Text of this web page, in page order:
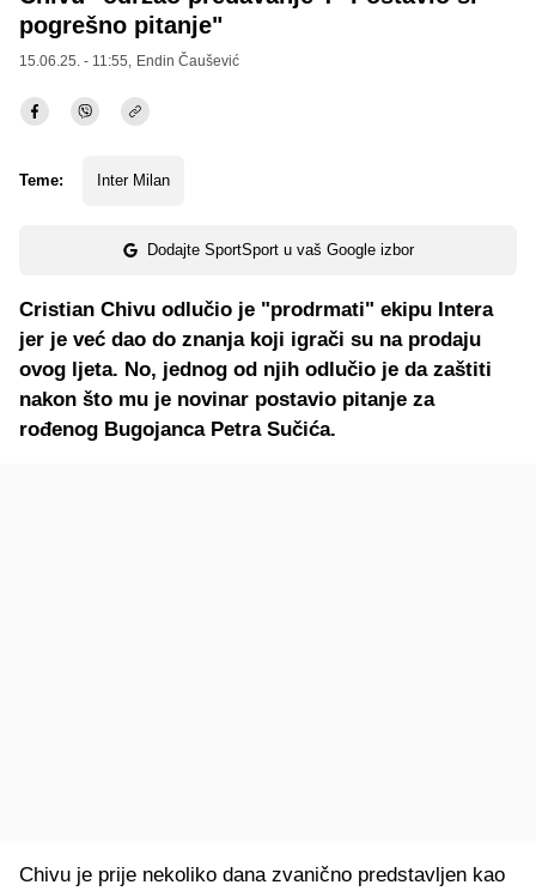
pogrešno pitanje"
15.06.25. - 11:55, Endin Čaušević
Teme: Inter Milan
Dodajte SportSport u vaš Google izbor
Cristian Chivu odlučio je "prodrmati" ekipu Intera
jer je već dao do znanja koji igrači su na prodaju
ovog ljeta. No, jednog od njih odlučio je da zaštiti
nakon što mu je novinar postavio pitanje za
rođenog Bugojanca Petra Sučića.
Chivu je prije nekoliko dana zvanično predstavljen kao